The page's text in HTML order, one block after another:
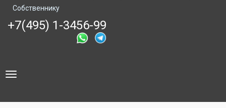
Собственнику
+7(495) 1-3456-99
Toggle